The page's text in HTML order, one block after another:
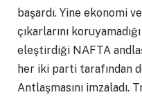
başardı. Yine ekonomi
çıkarlarını
eleştirdiği NAFTA
her iki parti tarafından
Antlaşmasını